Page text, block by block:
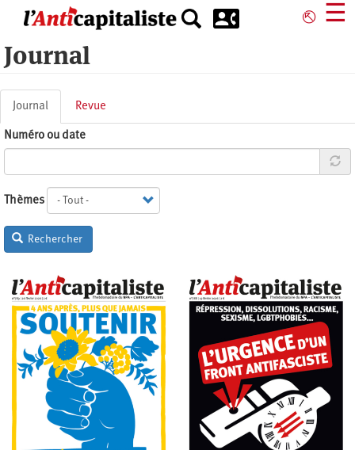
principal
⎋ ☰
Journal
Onglets
principaux
Journal (onglet
actif)
Revue
Numéro ou date
Thèmes
Rechercher